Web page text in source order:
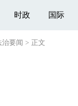
时政 国际
治要闻 > 正文